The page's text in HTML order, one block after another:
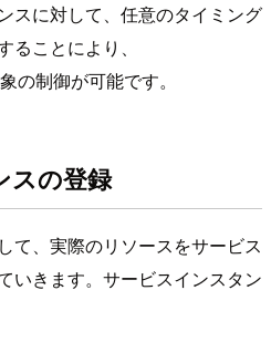
スに対して、任意のタイミング
ことにより、
の制御が可能です。
スの登録
て、実際のリソースをサービス
いきます。サービスインスタン